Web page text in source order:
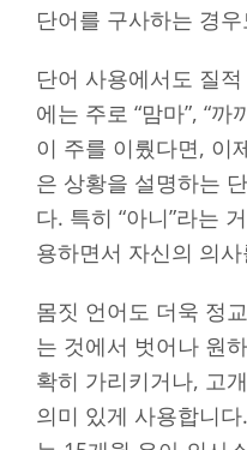
단어를 구사하는 경
단어 사용에서도 질
에는 주로 “맘마”, “
이 주를 이뤘다면, 이
은 상황을 설명하는
다. 특히 “아니”라는
용하면서 자신의 의
몸짓 언어도 더욱 정
는 것에서 벗어나 원
확히 가리키거나, 고
의미 있게 사용합니